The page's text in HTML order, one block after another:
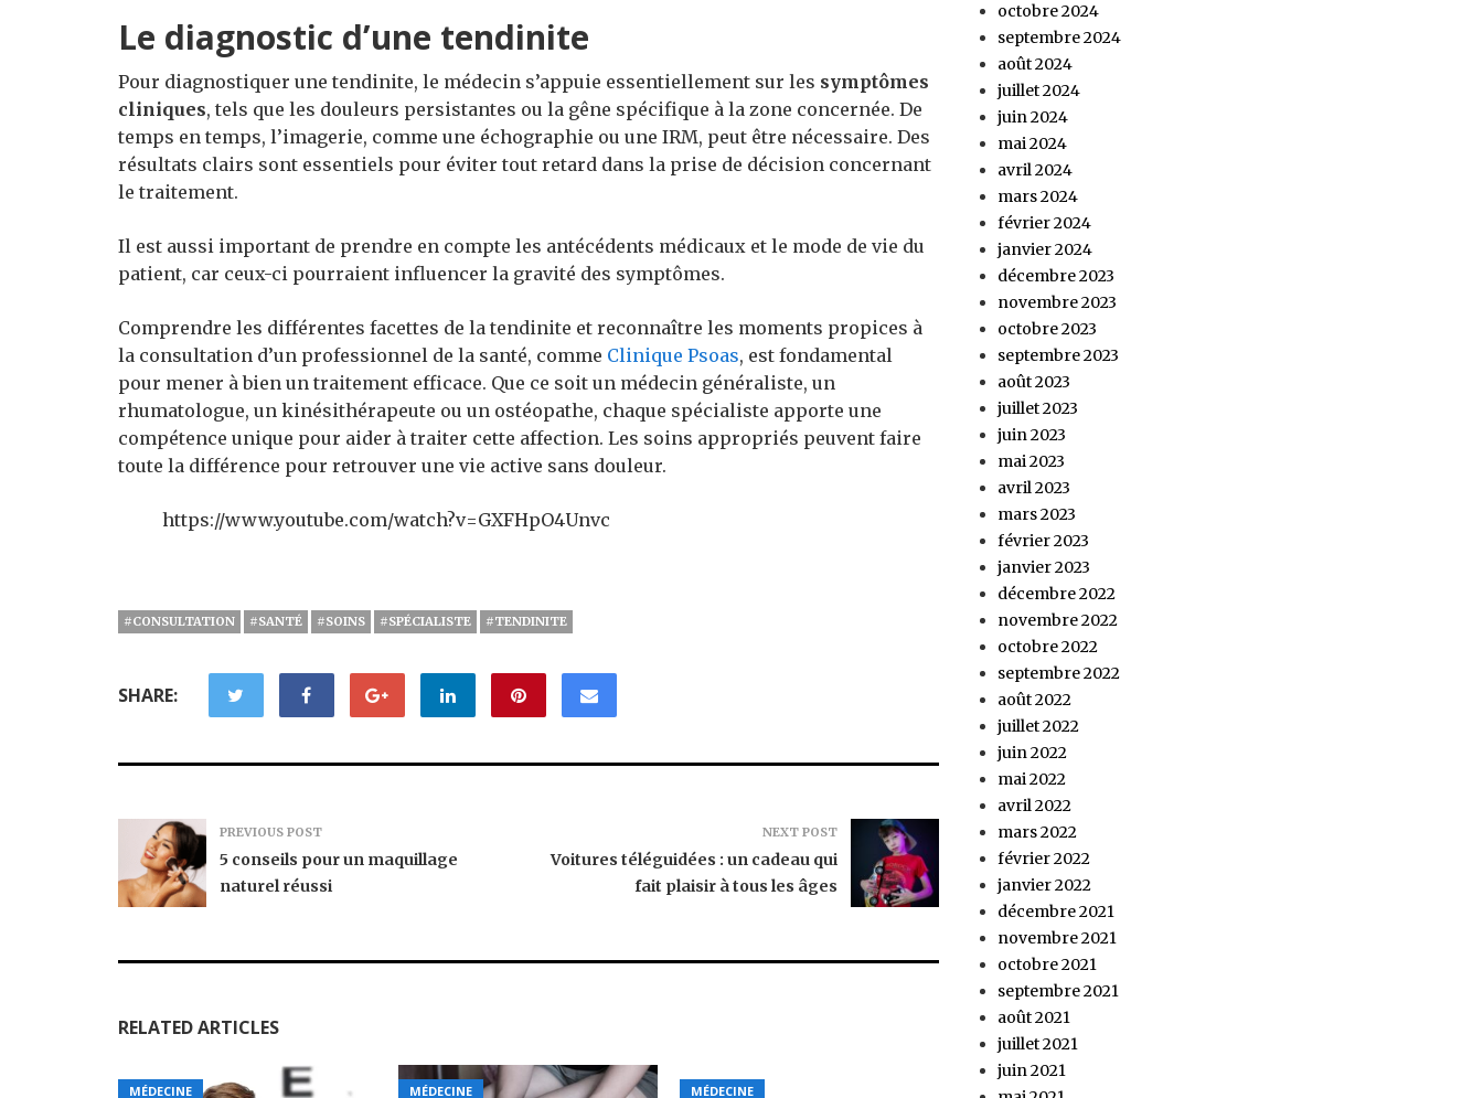
Le diagnostic d’une tendinite
Pour diagnostiquer une tendinite, le médecin s’appuie essentiellement sur les symptômes
cliniques, tels que les douleurs persistantes ou la gêne spécifique à la zone concernée. De
temps en temps, l’imagerie, comme une échographie ou une IRM, peut être nécessaire. Des
résultats clairs sont essentiels pour éviter tout retard dans la prise de décision concernant
le traitement.
Il est aussi important de prendre en compte les antécédents médicaux et le mode de vie du
patient, car ceux-ci pourraient influencer la gravité des symptômes.
Comprendre les différentes facettes de la tendinite et reconnaître les moments propices à
la consultation d’un professionnel de la santé, comme Clinique Psoas, est fondamental
pour mener à bien un traitement efficace. Que ce soit un médecin généraliste, un
rhumatologue, un kinésithérapeute ou un ostéopathe, chaque spécialiste apporte une
compétence unique pour aider à traiter cette affection. Les soins appropriés peuvent faire
toute la différence pour retrouver une vie active sans douleur.
https://www.youtube.com/watch?v=GXFHpO4Unvc
#CONSULTATION #SANTÉ #SOINS #SPÉCIALISTE #TENDINITE
SHARE:
PREVIOUS POST
5 conseils pour un maquillage
naturel réussi
NEXT POST
Voitures téléguidées : un cadeau qui
fait plaisir à tous les âges
RELATED ARTICLES
MÉDECINE MÉDECINE MÉDECINE
octobre 2024
septembre 2024
août 2024
juillet 2024
juin 2024
mai 2024
avril 2024
mars 2024
février 2024
janvier 2024
décembre 2023
novembre 2023
octobre 2023
septembre 2023
août 2023
juillet 2023
juin 2023
mai 2023
avril 2023
mars 2023
février 2023
janvier 2023
décembre 2022
novembre 2022
octobre 2022
septembre 2022
août 2022
juillet 2022
juin 2022
mai 2022
avril 2022
mars 2022
février 2022
janvier 2022
décembre 2021
novembre 2021
octobre 2021
septembre 2021
août 2021
juillet 2021
juin 2021